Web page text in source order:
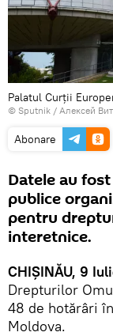
Palatul Curții
© Sputnik / Алексей
Abonare
Datele au
publice
pentru
interetnice.
CHIȘINĂU, 9
Drepturilor
48 de hotărâri
Moldova.